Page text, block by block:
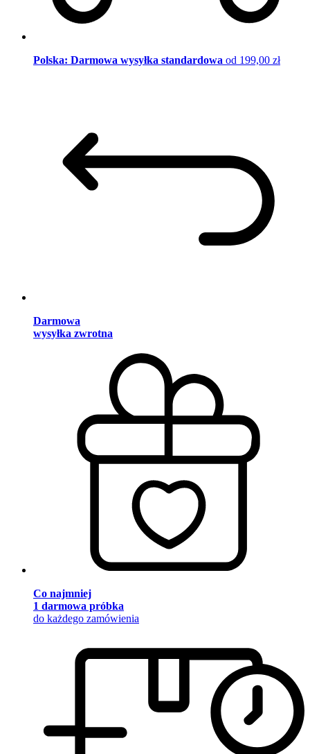
Polska: Darmowa wysyłka standardowa od 199,00 zł
Darmowa
wysyłka zwrotna
Co najmniej
1 darmowa próbka
do każdego zamówienia